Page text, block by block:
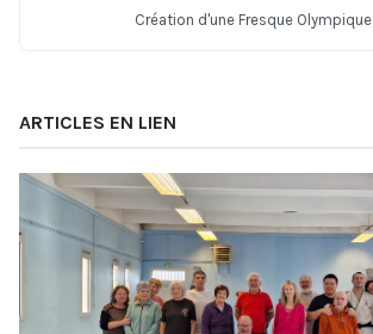
Création d'une Fresque Olympique
ARTICLES EN LIEN